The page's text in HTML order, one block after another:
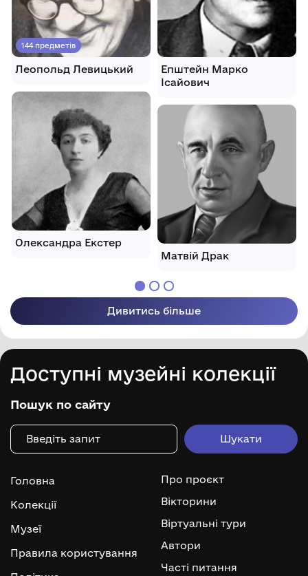
144 предметів
Леопольд Левицький
Олександра Екстер
Епштейн Марко
Ісайович
Матвій Драк
Дивитись більше
Доступні музейні колекції
Пошук по сайту
Головна
Колекції
Музеї
Правила користування
Про проєкт
Вікторини
Віртуальні тури
Автори
Часті питання